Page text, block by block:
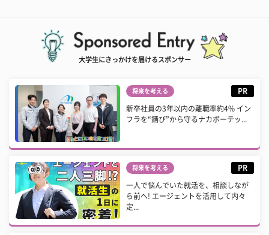
大学生にきっかけを届けるスポンサー
将来を考える PR
新卒社員の3年以内の離職率約4% イン
フラを“錆び”から守るナカボーテッ...
将来を考える PR
一人で悩んでいた就活を、相談しなが
ら前へ! エージェントを活用して内々
定...